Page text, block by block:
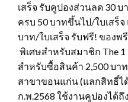
เสร็จ รับคูปองส่วนลด 30
ครบ 50 บาทขึ้นไป/ใบเสร็
บาท/ใบเสร็จ รับฟรี! ของพ
พิเศษสำหรับสมาชิก The
สำหรับซื้อสินค้า 2,500 บา
สาขาขอนแก่น (แลกสิทธิ์ไ
ก.พ.2568 ใช้งานคูปองได้ถึ